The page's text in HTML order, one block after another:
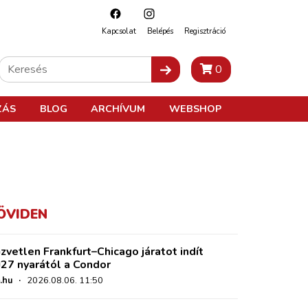
Kapcsolat Belépés Regisztráció
0
BLOG ARCHÍVUM WEBSHOP
Frankfurt–Chicago járatot indít
nyarától a Condor
· 2026.08.06. 11:50